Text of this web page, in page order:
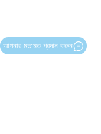
আপনার মতামত প্রদান করুন